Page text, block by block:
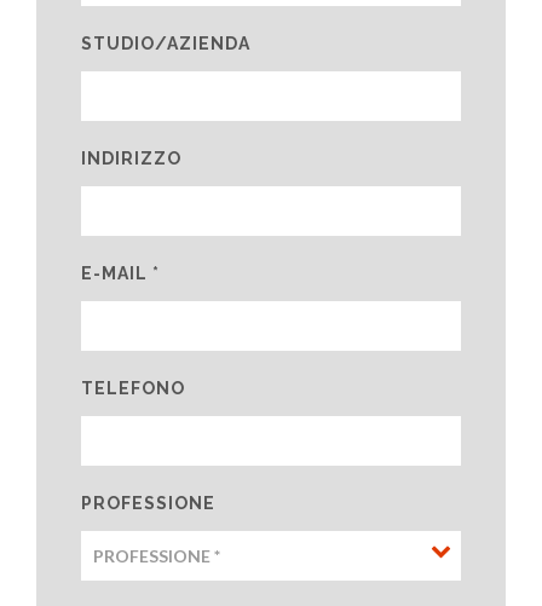
STUDIO/AZIENDA
INDIRIZZO
E-MAIL *
TELEFONO
PROFESSIONE